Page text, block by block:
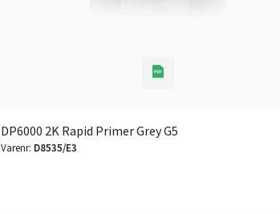
DP6000 2K Rapid Primer Grey G5
Varenr: D8535/E3